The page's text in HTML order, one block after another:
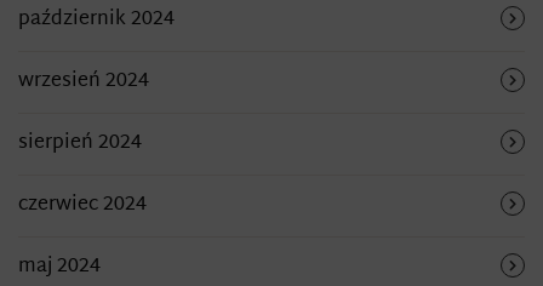
październik 2024
wrzesień 2024
sierpień 2024
czerwiec 2024
maj 2024